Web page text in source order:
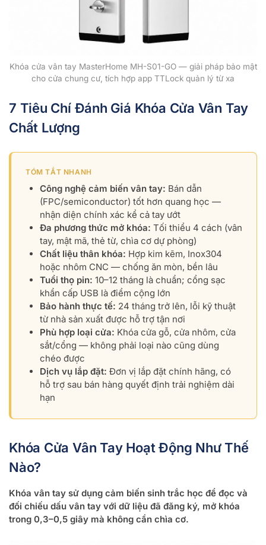
Khóa cửa vân tay MasterHome MH-S01-GO — giải pháp bảo mật
cho cửa chung cư, tích hợp app TTLock quản lý từ xa
7 Tiêu Chí Đánh Giá Khóa Cửa Vân Tay
Chất Lượng
TÓM TẮT NHANH
Công nghệ cảm biến vân tay: Bán dẫn
(FPC/semiconductor) tốt hơn quang học —
nhận diện chính xác kể cả tay ướt
Đa phương thức mở khóa: Tối thiểu 4 cách (vân
tay, mật mã, thẻ từ, chìa cơ dự phòng)
Chất liệu thân khóa: Hợp kim kẽm, Inox304
hoặc nhôm CNC — chống ăn mòn, bền lâu
Tuổi thọ pin: 10–12 tháng là chuẩn; cổng sạc
khẩn cấp USB là điểm cộng lớn
Bảo hành thực tế: 24 tháng trở lên, lỗi kỹ thuật
từ nhà sản xuất được hỗ trợ tận nơi
Phù hợp loại cửa: Khóa cửa gỗ, cửa nhôm, cửa
sắt/cổng — không phải loại nào cũng dùng
chéo được
Dịch vụ lắp đặt: Đơn vị lắp đặt chính hãng, có
hỗ trợ sau bán hàng quyết định trải nghiệm dài
hạn
Khóa Cửa Vân Tay Hoạt Động Như Thế
Nào?
Khóa vân tay sử dụng cảm biến sinh trắc học để đọc và
đối chiếu dấu vân tay với dữ liệu đã đăng ký, mở khóa
trong 0,3–0,5 giây mà không cần chìa cơ.